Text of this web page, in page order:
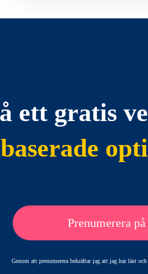
ett gratis
Prenumerera
Genom att prenumerera bekräftar jag att jag har läst